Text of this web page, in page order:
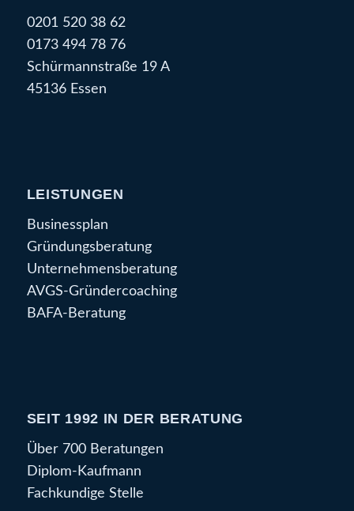
0201 520 38 62
0173 494 78 76
Schürmannstraße 19 A
45136 Essen
LEISTUNGEN
Businessplan
Gründungsberatung
Unternehmensberatung
AVGS-Gründercoaching
BAFA-Beratung
SEIT 1992 IN DER BERATUNG
Über 700 Beratungen
Diplom-Kaufmann
Fachkundige Stelle